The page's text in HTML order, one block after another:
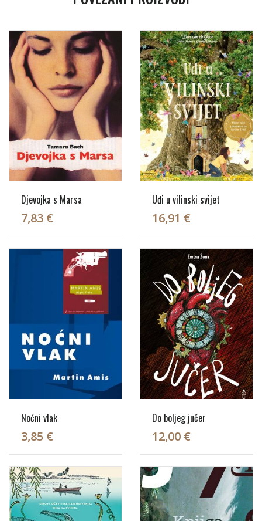
Djevojka s Marsa
7,83 €
Uđi u vilinski svijet
16,91 €
Noćni vlak
3,85 €
Do boljeg jučer
12,00 €